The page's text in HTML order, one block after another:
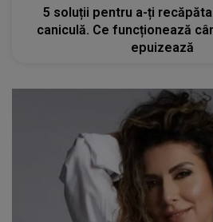
5 soluții pentru a-ți
caniculă. Ce funcționează
epuizează